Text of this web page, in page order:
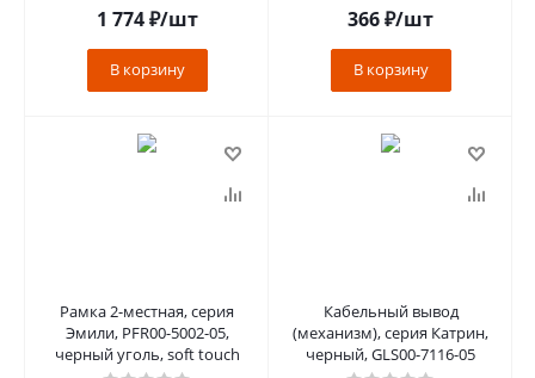
1 774₽/шт
В корзину
366₽/шт
В корзину
Рамка 2-местная, серия
Эмили, PFR00-5002-05,
черный уголь, soft touch
Кабельный вывод
(механизм), серия Катрин,
черный, GLS00-7116-05